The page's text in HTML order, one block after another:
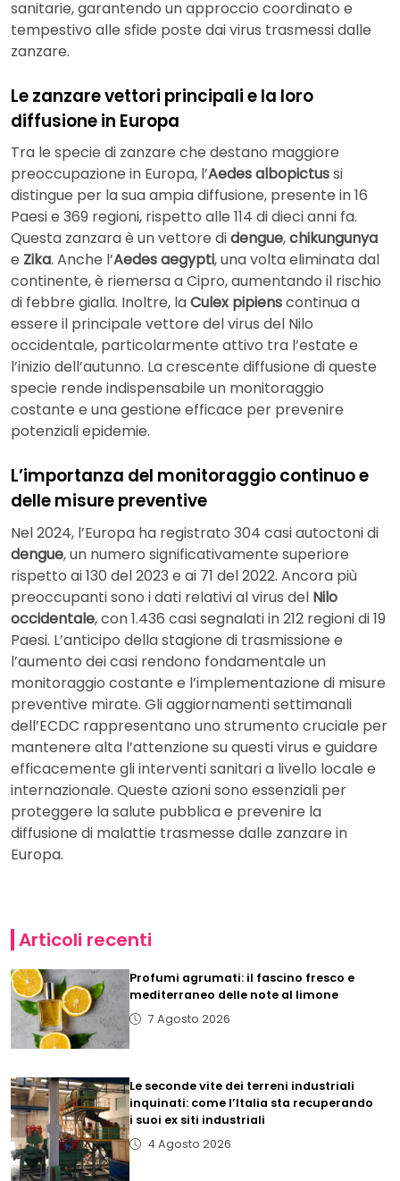
sanitarie, garantendo un approccio coordinato e
tempestivo alle sfide poste dai virus trasmessi dalle
zanzare.
Le zanzare vettori principali e la loro
diffusione in Europa
Tra le specie di zanzare che destano maggiore
preoccupazione in Europa, l’Aedes albopictussi
distingue per la sua ampia diffusione, presente in 16
Paesi e 369 regioni, rispetto alle 114 di dieci anni fa.
Questa zanzara è un vettore didengue,chikungunya
e Zika. Anche l’Aedes aegypti, una volta eliminata dal
continente, è riemersa a Cipro, aumentando il rischio
di febbre gialla. Inoltre, laCulex pipienscontinua a
essere il principale vettore del virus del Nilo
occidentale, particolarmente attivo tra l’estate e
l’inizio dell’autunno. La crescente diffusione di queste
specie rende indispensabile un monitoraggio
costante e una gestione efficace per prevenire
potenziali epidemie.
L’importanza del monitoraggio continuo e
delle misure preventive
Nel 2024, l’Europa ha registrato 304 casi autoctoni di
dengue, un numero significativamente superiore
rispetto ai 130 del 2023 e ai 71 del 2022. Ancora più
preoccupanti sono i dati relativi al virus del Nilo
occidentale, con 1.436 casi segnalati in 212 regioni di 19
Paesi. L’anticipo della stagione di trasmissione e
l’aumento dei casi rendono fondamentale un
monitoraggio costante e l’implementazione di misure
preventive mirate. Gli aggiornamenti settimanali
dell’ECDC rappresentano uno strumento cruciale per
mantenere alta l’attenzione su questi virus e guidare
efficacemente gli interventi sanitari a livello locale e
internazionale. Queste azioni sono essenziali per
proteggere la salute pubblica e prevenire la
diffusione di malattie trasmesse dalle zanzare in
Europa.
Articoli recenti
Profumi agrumati: il fascino fresco e
mediterraneo delle note al limone
7 Agosto 2026
Le seconde vite dei terreni industriali
inquinati: come l’Italia sta recuperando
i suoi ex siti industriali
4 Agosto 2026